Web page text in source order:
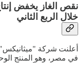
نقص الغاز يخفض
خلال الربع الثاني
أعلنت شركة "ميثانيكس"
في مصر، وهو المنتج